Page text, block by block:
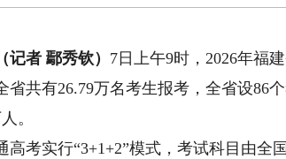
者 鄢秀钦） 7日上午9时，2026年福
省共有26.79万名考生报考，全省设86
。
实行“3+1+2”模式，考试科目由全